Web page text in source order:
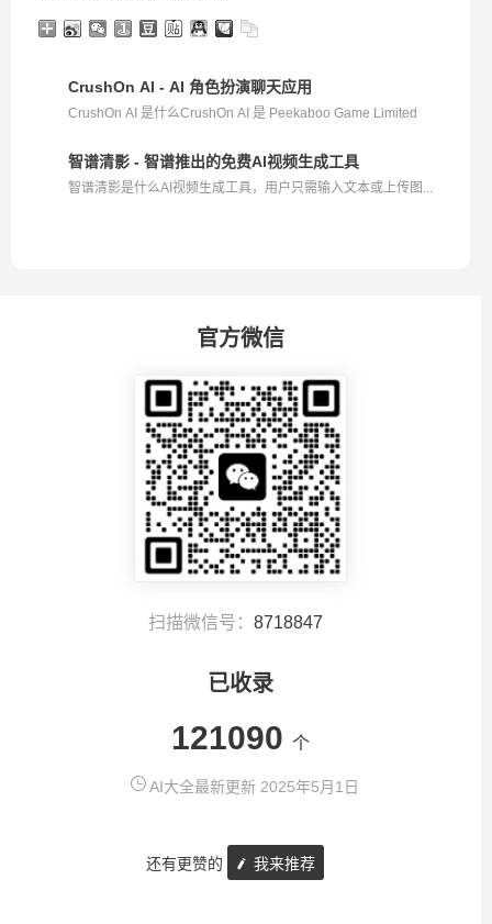
CrushOn AI - AI 角色扮演聊天应用
CrushOn AI 是什么CrushOn AI 是 Peekaboo Game Limited
智谱清影 - 智谱推出的免费AI视频生成工具
智谱清影是什么AI视频生成工具，用户只需输入文本或上传图...
官方微信
扫描微信号： 8718847
已收录
121090 个
AI大全最新更新 2025年5月1日
还有更赞的 我来推荐